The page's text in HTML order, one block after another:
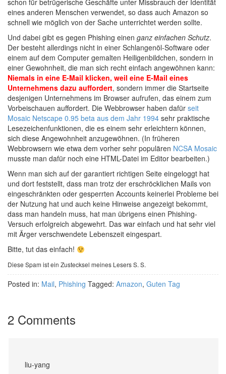
schon für betrügerische Geschäfte unter Missbrauch der Identität
eines anderen Menschen verwendet, so dass auch Amazon so
schnell wie möglich von der Sache unterrichtet werden sollte.
Und dabei gibt es gegen Phishing einen ganz einfachen Schutz.
Der besteht allerdings nicht in einer Schlangenöl-Software oder
einem auf dem Computer gemalten Heiligenbildchen, sondern in
einer Gewohnheit, die man sich recht einfach angewöhnen kann:
Niemals in eine E-Mail klicken, weil eine E-Mail eines
Unternehmens dazu auffordert, sondern immer die Startseite
desjenigen Unternehmens im Browser aufrufen, das einem zum
Vorbeischauen auffordert. Die Webbrowser haben dafür seit
Mosaic Netscape 0.95 beta aus dem Jahr 1994 sehr praktische
Lesezeichenfunktionen, die es einem sehr erleichtern können,
sich diese Angewohnheit anzugewöhnen. (In früheren
Webbrowsern wie etwa dem vorher sehr populären NCSA Mosaic
musste man dafür noch eine HTML-Datei im Editor bearbeiten.)
Wenn man sich auf der garantiert richtigen Seite eingeloggt hat
und dort feststellt, dass man trotz der erschröcklichen Mails von
eingeschränkten oder gesperrten Accounts keinerlei Probleme bei
der Nutzung hat und auch keine Hinweise angezeigt bekommt,
dass man handeln muss, hat man übrigens einen Phishing-
Versuch erfolgreich abgewehrt. Das war einfach und hat sehr viel
mit Ärger verschwendete Lebenszeit eingespart.
Bitte, tut das einfach!
Diese Spam ist ein Zustecksel meines Lesers S. S.
Posted in: Mail, Phishing Tagged: Amazon, Guten Tag
2 Comments
liu-yang